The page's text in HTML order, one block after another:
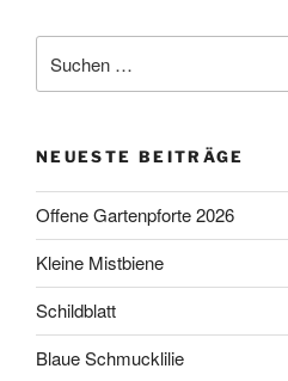
nach:
NEUESTE BEITRÄGE
Offene Gartenpforte 2026
Kleine Mistbiene
Schildblatt
Blaue Schmucklilie